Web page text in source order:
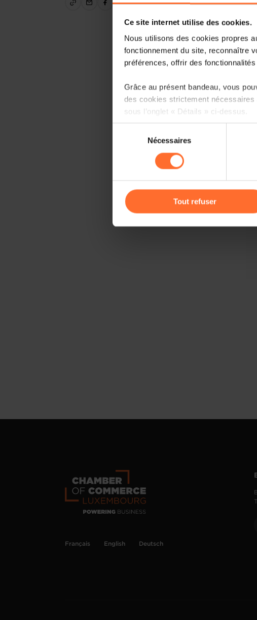
Ce site internet utilise des cookies.
Nous utilisons des cookies propres
fonctionnement du site, reconnaître
préférences, offrir des
Grâce au présent bandeau, vous
des cookies strictement
sous l’onglet « Détails » ci-dessus.
Il est précisé que la navigation sur
cas de refus de tous les cookies ou
gauche de chaque page.
consentement
Nécessaires
Tout refuser
Français English Deutsch